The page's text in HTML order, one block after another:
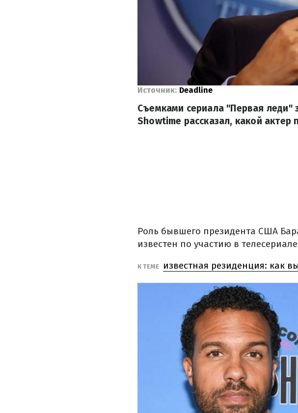
Источник: Deadline
Съемками сериала "Первая леди"
Showtime рассказал, какой
Роль бывшего президента США
известен по участию в
К ТЕМЕ известная резиденция: как